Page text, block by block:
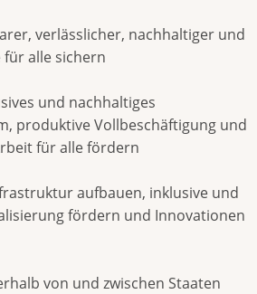
verlässlicher, nachhaltiger und
für alle sichern
und nachhaltiges
produktive Vollbeschäftigung und
für alle fördern
aufbauen, inklusive und
fördern und Innovationen
von und zwischen Staaten